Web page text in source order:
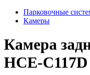
Парковочные
Камеры
Камера
HCE-C117D